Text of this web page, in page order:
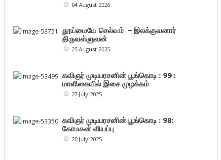
04 August 2026
தூய்மையே செல்வம் – இலக்குவனார்
திருவள்ளுவன்
25 August 2025
கவிஞர் முடியரசனின் பூங்கொடி : 99 :
மாளிகையில் இசை முழக்கம்
27 July 2025
கவிஞர் முடியரசனின் பூங்கொடி : 98:
கோமகன் வியப்பு
20 July 2025